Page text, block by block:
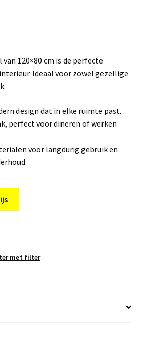
120×80 cm is de perfecte
Ideaal voor zowel gezellige
design dat in elke ruimte past.
perfect voor dineren of werken
voor langdurig gebruik en
met filter